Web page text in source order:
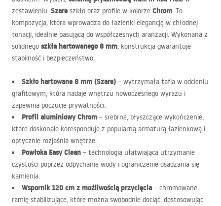
zestawieniu: Szare szkło oraz profile w kolorze Chrom. To
kompozycja, która wprowadza do łazienki elegancję w chłodnej
tonacji, idealnie pasującą do współczesnych aranżacji. Wykonana z
solidnego szkła hartowanego 8 mm, konstrukcja gwarantuje
stabilność i bezpieczeństwo.
Szkło hartowane 8 mm (Szare) – wytrzymała tafla w odcieniu
grafitowym, która nadaje wnętrzu nowoczesnego wyrazu i
zapewnia poczucie prywatności.
Profil aluminiowy Chrom – srebrne, błyszczące wykończenie,
które doskonale koresponduje z popularną armaturą łazienkową i
optycznie rozjaśnia wnętrze.
Powłoka Easy Clean – technologia ułatwiająca utrzymanie
czystości poprzez odpychanie wody i ograniczenie osadzania się
kamienia.
Wspornik 120 cm z możliwością przycięcia – chromowane
ramię stabilizujące, które można swobodnie dociąć, dostosowując